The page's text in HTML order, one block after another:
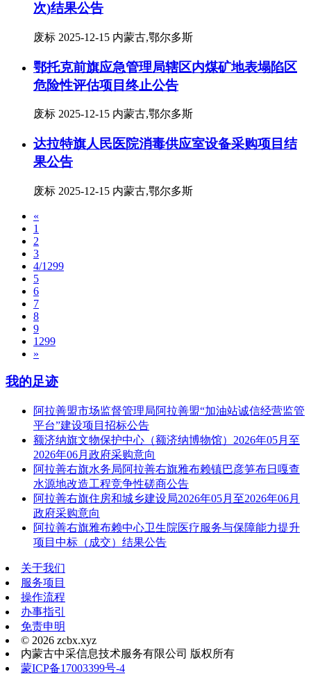
次)结果公告
废标 2025-12-15 内蒙古,鄂尔多斯
鄂托克前旗应急管理局辖区内煤矿地表塌陷区
危险性评估项目终止公告
废标 2025-12-15 内蒙古,鄂尔多斯
达拉特旗人民医院消毒供应室设备采购项目结
果公告
废标 2025-12-15 内蒙古,鄂尔多斯
«
1
2
3
4/1299
5
6
7
8
9
1299
»
我的足迹
阿拉善盟市场监督管理局阿拉善盟“加油站诚信经营监管
平台”建设项目招标公告
额济纳旗文物保护中心（额济纳博物馆）2026年05月至
2026年06月政府采购意向
阿拉善右旗水务局阿拉善右旗雅布赖镇巴彦笋布日嘎查
水源地改造工程竞争性磋商公告
阿拉善右旗住房和城乡建设局2026年05月至2026年06月
政府采购意向
阿拉善右旗雅布赖中心卫生院医疗服务与保障能力提升
项目中标（成交）结果公告
关于我们
服务项目
操作流程
办事指引
免责申明
© 2026 zcbx.xyz
内蒙古中采信息技术服务有限公司 版权所有
蒙ICP备17003399号-4